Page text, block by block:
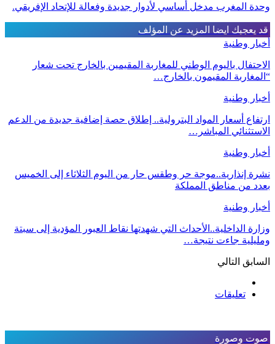
وحدة المغرب مدخل أساسي لأدوار جديدة وفعالة للإتحاد الإفريقي.
قد يعجبك ايضا المزيد عن المؤلف
أخبار وطنية
الاحتفال باليوم الوطني للمغاربة المقيمين بالخارج تحت شعار
“المغاربة المقيمون بالخارج…
أخبار وطنية
ارتفاع أسعار المواد البترولية.. إطلاق حصة إضافية جديدة من الدعم
الاستثنائي المباشر…
أخبار وطنية
نشرة إنذارية..موجة حر وطقس حار من اليوم الثلاثاء إلى الخميس
بعدد من مناطق المملكة
أخبار وطنية
وزارة الداخلية..الأحداث التي شهدتها نقاط العبور المؤدية إلى سبتة
ومليلية جاءت نتيجة…
السابق التالي
تعليقات
صوت وصورة